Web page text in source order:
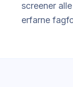
screener
erfarne